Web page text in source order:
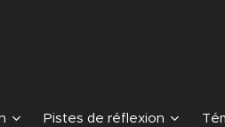
Pistes de réflexion